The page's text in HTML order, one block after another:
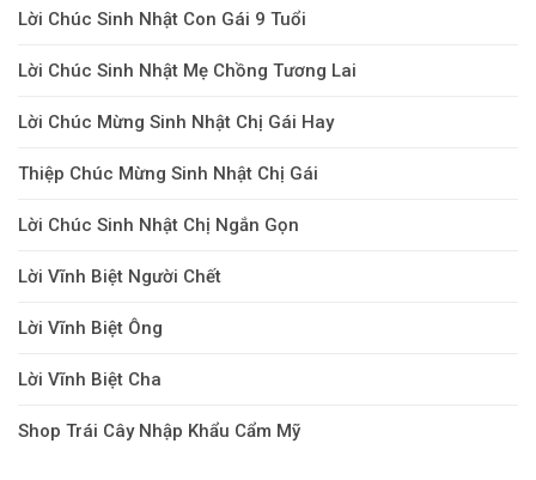
Lời Chúc Sinh Nhật Con Gái 9 Tuổi
Lời Chúc Sinh Nhật Mẹ Chồng Tương Lai
Lời Chúc Mừng Sinh Nhật Chị Gái Hay
Thiệp Chúc Mừng Sinh Nhật Chị Gái
Lời Chúc Sinh Nhật Chị Ngắn Gọn
Lời Vĩnh Biệt Người Chết
Lời Vĩnh Biệt Ông
Lời Vĩnh Biệt Cha
Shop Trái Cây Nhập Khẩu Cẩm Mỹ